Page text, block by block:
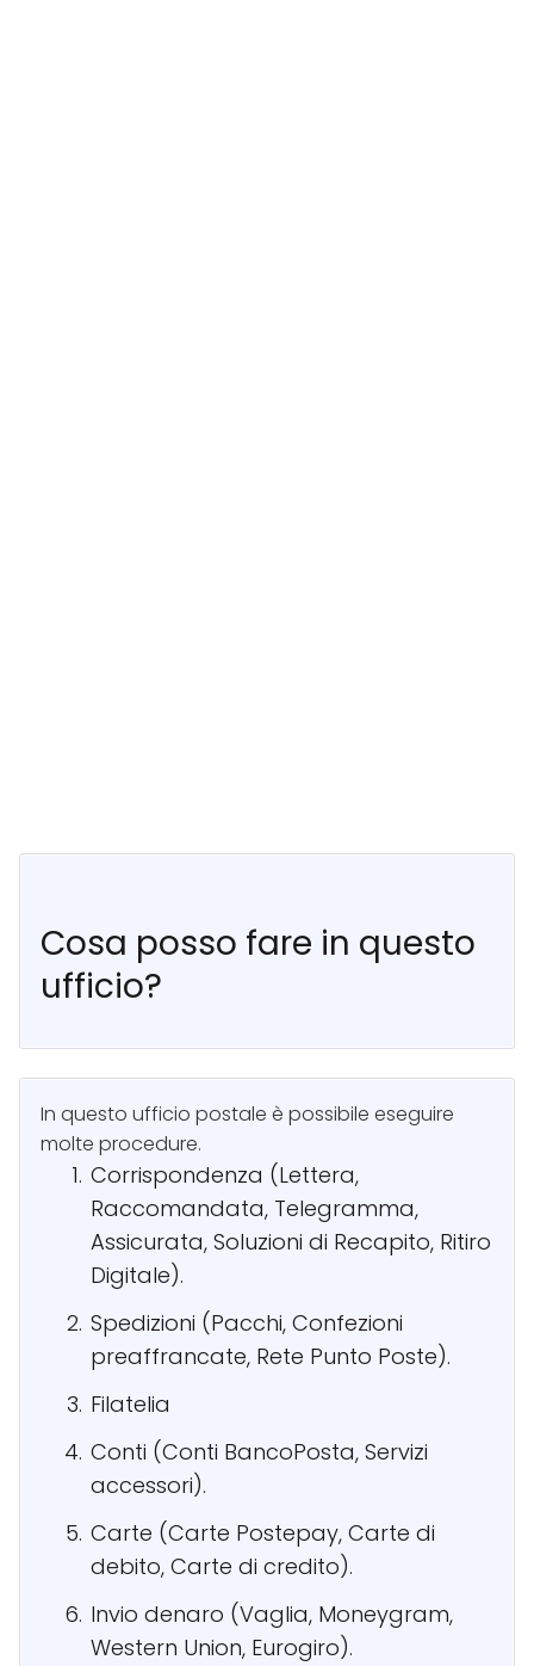
Cosa posso fare in questo
ufficio?
In questo ufficio postale è possibile eseguire
molte procedure.
Corrispondenza (Lettera,
Raccomandata, Telegramma,
Assicurata, Soluzioni di Recapito, Ritiro
Digitale).
Spedizioni (Pacchi, Confezioni
preaffrancate, Rete Punto Poste).
Filatelia
Conti (Conti BancoPosta, Servizi
accessori).
Carte (Carte Postepay, Carte di
debito, Carte di credito).
Invio denaro (Vaglia, Moneygram,
Western Union, Eurogiro).